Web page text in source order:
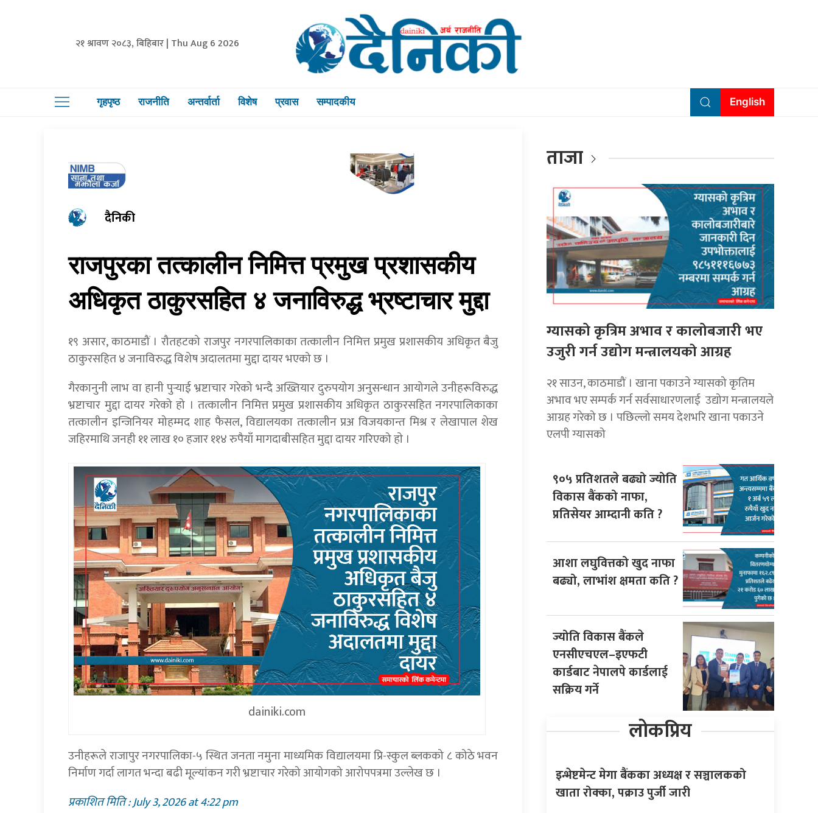
२१ श्रावण २०८३, बिहिबार | Thu Aug 6 2026
गृहपृष्ठ राजनीति अन्तर्वार्ता विशेष प्रवास सम्पादकीय English
दैनिकी
राजपुरका तत्कालीन निमित्त प्रमुख प्रशासकीय
अधिकृत ठाकुरसहित ४ जनाविरुद्ध भ्रष्टाचार मुद्दा
१९ असार, काठमाडौं । रौतहटको राजपुर नगरपालिकाका तत्कालीन निमित्त प्रमुख प्रशासकीय अधिकृत बैजु
ठाकुरसहित ४ जनाविरुद्ध विशेष अदालतमा मुद्दा दायर भएको छ ।
गैरकानुनी लाभ वा हानी पुर्‍याई भ्रष्टाचार गरेको भन्दै अख्तियार दुरुपयोग अनुसन्धान आयोगले उनीहरूविरुद्ध
भ्रष्टाचार मुद्दा दायर गरेको हो । तत्कालीन निमित्त प्रमुख प्रशासकीय अधिकृत ठाकुरसहित नगरपालिकाका
तत्कालीन इन्जिनियर मोहम्मद शाह फैसल, विद्यालयका तत्कालीन प्रअ विजयकान्त मिश्र र लेखापाल शेख
जहिरमाथि जनही ११ लाख १० हजार ११४ रुपैयाँ मागदाबीसहित मुद्दा दायर गरिएको हाे ।
dainiki.com
उनीहरूले राजापुर नगरपालिका-५ स्थित जनता नमुना माध्यमिक विद्यालयमा प्रि-स्कुल ब्लकको ८ कोठे भवन
निर्माण गर्दा लागत भन्दा बढी मूल्यांकन गरी भ्रष्टाचार गरेको आयोगको आरोपपत्रमा उल्लेख छ ।
प्रकाशित मिति : July 3, 2026 at 4:22 pm
ताजा
ग्यासको कृत्रिम अभाव र कालोबजारी भए
उजुरी गर्न उद्योग मन्त्रालयकाे आग्रह
२१ साउन, काठमाडौं । खाना पकाउने ग्यासको कृतिम
अभाव भए सम्पर्क गर्न सर्वसाधारणलाई उद्योग मन्त्रालयले
आग्रह गरेको छ । पछिल्लो समय देशभरि खाना पकाउने
एलपी ग्यासको
९०५ प्रतिशतले बढ्यो ज्योति
विकास बैंकको नाफा,
प्रतिसेयर आम्दानी कति ?
आशा लघुवित्तको खुद नाफा
बढ्यो, लाभांश क्षमता कति ?
ज्योति विकास बैंकले
एनसीएचएल–इएफटी
कार्डबाट नेपालपे कार्डलाई
सक्रिय गर्ने
लोकप्रिय
इन्भेष्टमेन्ट मेगा बैंकका अध्यक्ष र सञ्चालकको
खाता रोक्का, पक्राउ पुर्जी जारी